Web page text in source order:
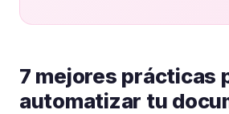
7 mejores prácticas
automatizar tu